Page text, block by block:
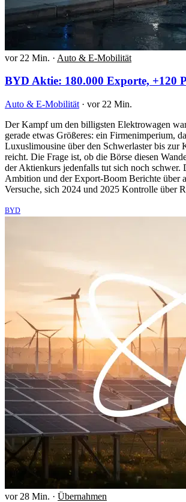
vor 22 Min. · Auto & E-Mobilität
BYD Aktie: 180.000 Exporte, +120
Auto & E-Mobilität · vor 22 Min.
Der Kampf um den billigsten Elektrowagen
gerade etwas Größeres: ein Firmenimperium,
Luxuslimousine über den Schwerlaster bis zur
reicht. Die Frage ist, ob die Börse diesen
der Aktienkurs jedenfalls tut sich noch schwer.
Ambition und der Export-Boom Berichte über
Versuche, sich 2024 und 2025 Kontrolle über
BYD
vor 28 Min. · Übernahmen